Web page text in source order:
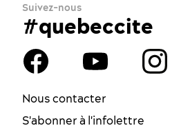
Suivez-nous
#quebeccite
Nous contacter
S'abonner à l'infolettre